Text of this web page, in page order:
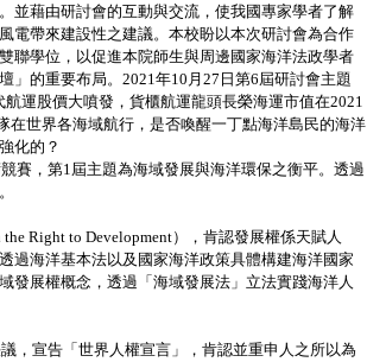
並藉由研討會的互動與交流，使我國專家學者了解
電帶來建設性之建議。本校盼以本次研討會為合作
聯學位，以促進本院師生與周邊國家海洋法政學者
」的重要布局。2021年10月27日第6屆研討會主題
運股價大噴發，貨櫃航運龍頭長榮海運市值在2021
在世界各海域航行，是否喚醒一丁點海洋島民的海洋
化的？
，第1屆主題為海域發展與海洋環保之衡平。透過
Right to Development），肯認發展權係天賦人
過海洋基本法以及國家海洋政策具體構建海洋國家
發展權概念，透過「海域發展法」立法實踐海洋人
宣告「世界人權宣言」，肯認並重申人之所以為